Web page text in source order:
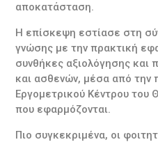
αποκατάσταση.
Η επίσκεψη εστίασε στη
γνώσης με την πρακτική
συνθήκες αξιολόγησης
και ασθενών, μέσα από την
Εργομετρικού Κέντρου του
που εφαρμόζονται.
Πιο συγκεκριμένα, οι